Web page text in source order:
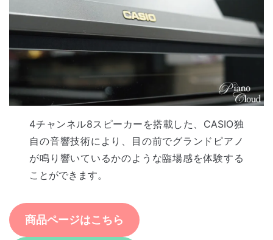
4チャンネル8スピーカーを搭載した、CASIO独
自の音響技術により、目の前でグランドピアノ
が鳴り響いているかのような臨場感を体験する
ことができます。
商品ページはこちら